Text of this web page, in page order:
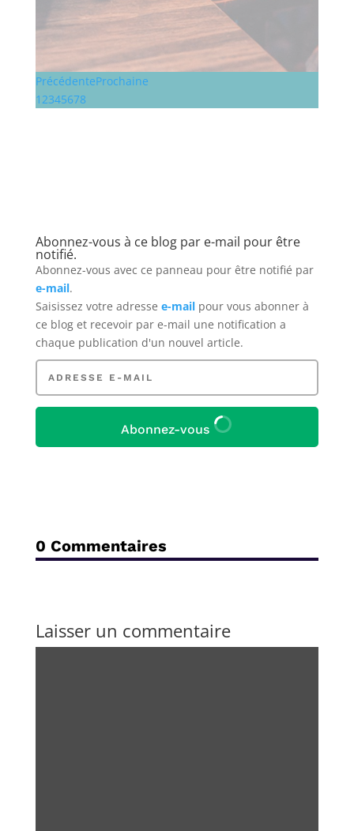
PrécédenteProchaine
1 2345678
Abonnez-vous à ce blog par e-mail pour être
notifié.
Abonnez-vous avec ce panneau pour être notifié par
e-mail.
Saisissez votre adresse e-mailpour vous abonner à
ce bloget recevoir par e-mail une notification a
chaque publication d'un nouvel article.
Adresse
mail
Abonnez-vous
0 Commentaires
Laisser un commentaire